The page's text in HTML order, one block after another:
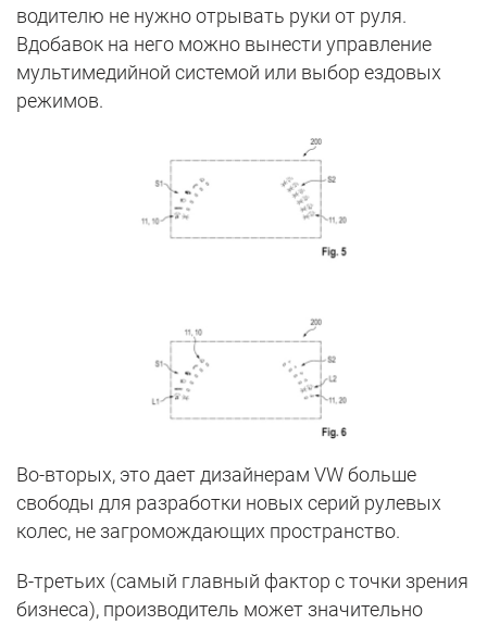
водителю не нужно отрывать руки от руля.
Вдобавок на него можно вынести управление
мультимедийной системой или выбор ездовых
режимов.
Во-вторых, это дает дизайнерам VW больше
свободы для разработки новых серий рулевых
колес, не загромождающих пространство.
В-третьих (самый главный фактор с точки зрения
бизнеса), производитель может значительно